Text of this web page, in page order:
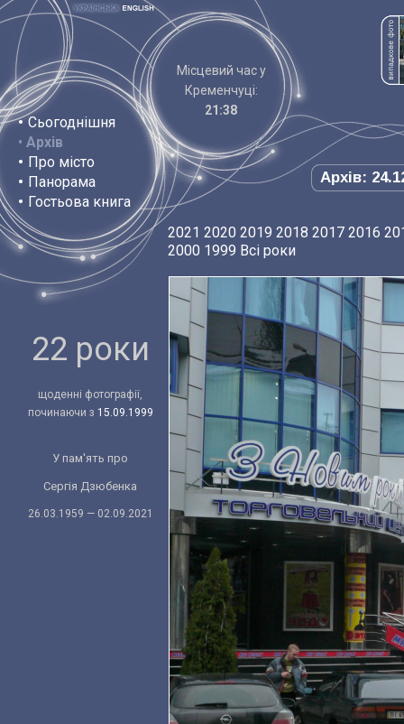
• Сьогоднішня
• Архів
• Про місто
• Панорама
• Гостьова книга
Місцевий час у
Кременчуці:
21:38
Архів:
22 роки
щоденні фотографії,
починаючи з 15.09.1999
У пам'ять про
Сергія Дзюбенка
26.03.1959 — 02.09.2021
2021 2020 2019 2018 2017 2016
2000 1999 Всі роки